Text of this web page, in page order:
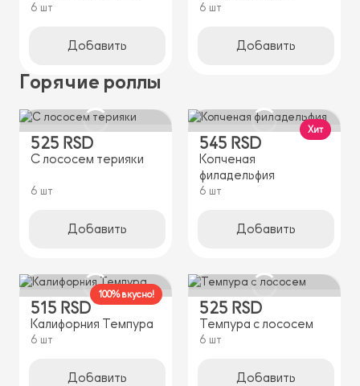
6 шт
Добавить
6 шт
Добавить
Горячие роллы
525 RSD
С лососем терияки
6 шт
Добавить
545 RSD
Копченая
филадельфия
6 шт
Добавить
Хит
515 RSD
Калифорния Темпура
6 шт
Добавить
100% вкусно!
525 RSD
Темпура с лососем
6 шт
Добавить